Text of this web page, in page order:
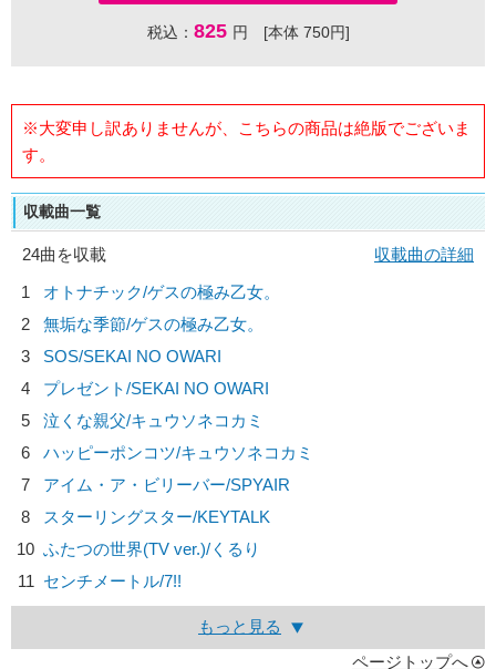
税込： 825 円 [本体 750円]
※大変申し訳ありませんが、こちらの商品は絶版でございま
す。
収載曲一覧
24曲を収載
収載曲の詳細
1
オトナチック/ゲスの極み乙女。
2
無垢な季節/ゲスの極み乙女。
3
SOS/SEKAI NO OWARI
4
プレゼント/SEKAI NO OWARI
5
泣くな親父/キュウソネコカミ
6
ハッピーポンコツ/キュウソネコカミ
7
アイム・ア・ビリーバー/SPYAIR
8
スターリングスター/KEYTALK
10 ふたつの世界(TV ver.)/ くるり
11 センチメートル/7!!
もっと見る
ページトップへ